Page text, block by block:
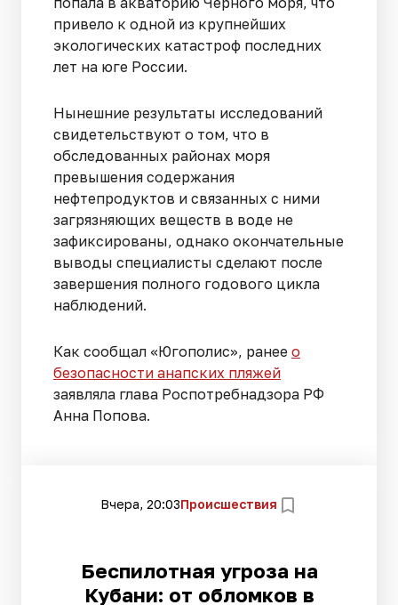
привело к одной из крупнейших
экологических катастроф последних
лет на юге России.
Нынешние результаты исследований
свидетельствуют о том, что в
обследованных районах моря
превышения содержания
нефтепродуктов и связанных с ними
загрязняющих веществ в воде не
зафиксированы, однако окончательные
выводы специалисты сделают после
завершения полного годового цикла
наблюдений.
Как сообщал «Югополис», ранее о
безопасности анапских пляжей
заявляла глава Роспотребнадзора РФ
Анна Попова.
Вчера, 20:03Происшествия
Беспилотная угроза на
Кубани: от обломков в